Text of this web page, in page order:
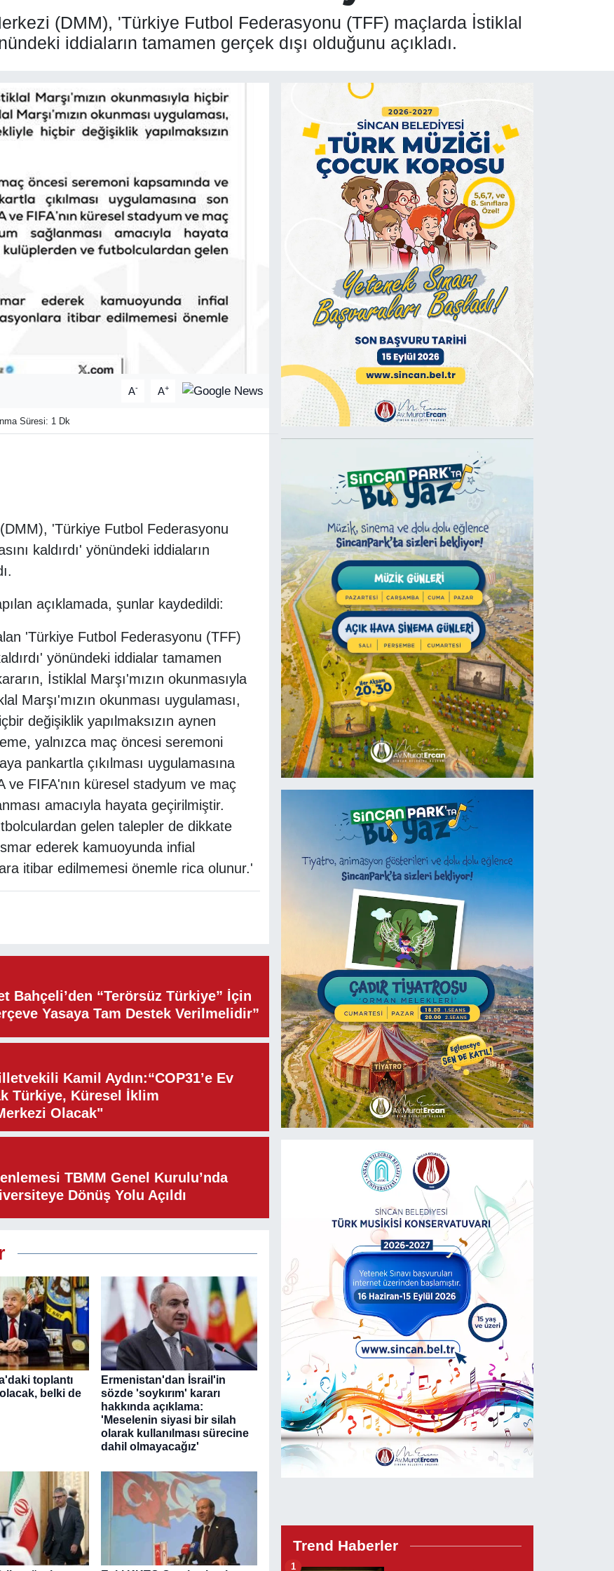
(DMM), 'Türkiye Futbol Federasyonu (TFF) maçlarda İstiklal
iddiaların tamamen gerçek dışı olduğunu açıkladı.
A- A+
Süresi: 1 Dk
'Türkiye Futbol Federasyonu
kaldırdı' yönündeki iddiaların
açıklamada, şunlar kaydedildi:
'Türkiye Futbol Federasyonu (TFF)
yönündeki iddialar tamamen
İstiklal Marşı'mızın okunmasıyla
Marşı'mızın okunması uygulaması,
değişiklik yapılmaksızın aynen
yalnızca maç öncesi seremoni
pankartla çıkılması uygulamasına
ve FIFA'nın küresel stadyum ve maç
amacıyla hayata geçirilmiştir.
gelen talepler de dikkate
ederek kamuoyunda infial
itibar edilmemesi önemle rica olunur.'
Bahçeli’den “Terörsüz Türkiye” İçin
Yasaya Tam Destek Verilmelidir”
Kamil Aydın:“COP31’e Ev
Türkiye, Küresel İklim
Olacak"
TBMM Genel Kurulu’nda
Dönüş Yolu Açıldı
toplantı
belki de
Ermenistan'dan İsrail'in
sözde 'soykırım' kararı
hakkında açıklama:
'Meselenin siyasi bir silah
olarak kullanılması sürecine
dahil olmayacağız'
Trend Haberler
1